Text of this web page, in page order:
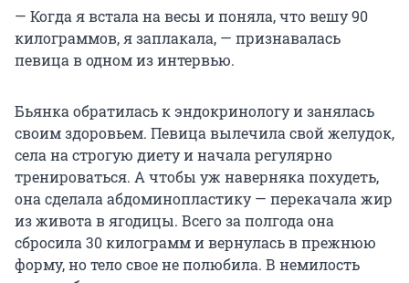
— Когда я встала на весы и поняла, что вешу 90
килограммов, я заплакала, — признавалась
певица в одном из интервью.
Бьянка обратилась к эндокринологу и занялась
своим здоровьем. Певица вылечила свой желудок,
села на строгую диету и начала регулярно
тренироваться. А чтобы уж наверняка похудеть,
она сделала абдоминопластику — перекачала жир
из живота в ягодицы. Всего за полгода она
сбросила 30 килограмм и вернулась в прежнюю
форму, но тело свое не полюбила. В немилость